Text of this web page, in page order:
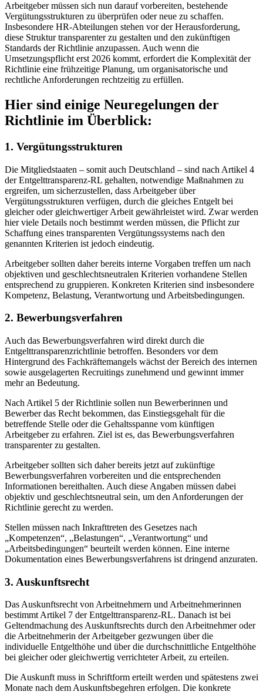
Arbeitgeber müssen sich nun darauf vorbereiten, bestehende
Vergütungsstrukturen zu überprüfen oder neue zu schaffen.
Insbesondere HR-Abteilungen stehen vor der Herausforderung,
diese Struktur transparenter zu gestalten und den zukünftigen
Standards der Richtlinie anzupassen. Auch wenn die
Umsetzungspflicht erst 2026 kommt, erfordert die Komplexität der
Richtlinie eine frühzeitige Planung, um organisatorische und
rechtliche Anforderungen rechtzeitig zu erfüllen.
Hier sind einige Neuregelungen der
Richtlinie im Überblick:
1. Vergütungsstrukturen
Die Mitgliedstaaten – somit auch Deutschland – sind nach Artikel 4
der Entgelttransparenz-RL gehalten, notwendige Maßnahmen zu
ergreifen, um sicherzustellen, dass Arbeitgeber über
Vergütungsstrukturen verfügen, durch die gleiches Entgelt bei
gleicher oder gleichwertiger Arbeit gewährleistet wird. Zwar werden
hier viele Details noch bestimmt werden müssen, die Pflicht zur
Schaffung eines transparenten Vergütungssystems nach den
genannten Kriterien ist jedoch eindeutig.
Arbeitgeber sollten daher bereits interne Vorgaben treffen um nach
objektiven und geschlechtsneutralen Kriterien vorhandene Stellen
entsprechend zu gruppieren. Konkreten Kriterien sind insbesondere
Kompetenz, Belastung, Verantwortung und Arbeitsbedingungen.
2. Bewerbungsverfahren
Auch das Bewerbungsverfahren wird direkt durch die
Entgelttransparenzrichtlinie betroffen. Besonders vor dem
Hintergrund des Fachkräftemangels wächst der Bereich des internen
sowie ausgelagerten Recruitings zunehmend und gewinnt immer
mehr an Bedeutung.
Nach Artikel 5 der Richtlinie sollen nun Bewerberinnen und
Bewerber das Recht bekommen, das Einstiegsgehalt für die
betreffende Stelle oder die Gehaltsspanne vom künftigen
Arbeitgeber zu erfahren. Ziel ist es, das Bewerbungsverfahren
transparenter zu gestalten.
Arbeitgeber sollten sich daher bereits jetzt auf zukünftige
Bewerbungsverfahren vorbereiten und die entsprechenden
Informationen bereithalten. Auch diese Angaben müssen dabei
objektiv und geschlechtsneutral sein, um den Anforderungen der
Richtlinie gerecht zu werden.
Stellen müssen nach Inkrafttreten des Gesetzes nach
„Kompetenzen“, „Belastungen“, „Verantwortung“ und
„Arbeitsbedingungen“ beurteilt werden können. Eine interne
Dokumentation eines Bewerbungsverfahrens ist dringend anzuraten.
3. Auskunftsrecht
Das Auskunftsrecht von Arbeitnehmern und Arbeitnehmerinnen
bestimmt Artikel 7 der Entgelttransparenz-RL. Danach ist bei
Geltendmachung des Auskunftsrechts durch den Arbeitnehmer oder
die Arbeitnehmerin der Arbeitgeber gezwungen über die
individuelle Entgelthöhe und über die durchschnittliche Entgelthöhe
bei gleicher oder gleichwertig verrichteter Arbeit, zu erteilen.
Die Auskunft muss in Schriftform erteilt werden und spätestens zwei
Monate nach dem Auskunftsbegehren erfolgen. Die konkrete